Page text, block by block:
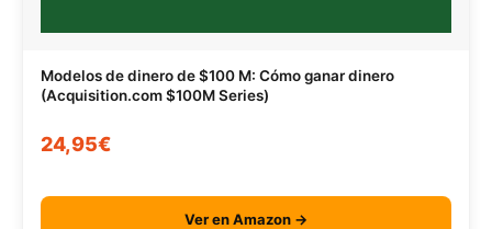
Modelos de dinero de $100 M: Cómo ganar dinero
(Acquisition.com $100M Series)
24,95€
Ver en Amazon →